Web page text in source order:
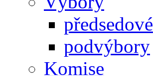
předsedové
podvýbory
Komise